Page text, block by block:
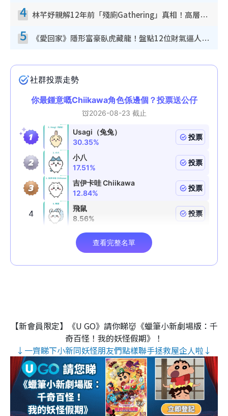
4 林芊妤親解12年前「殘廁Gathering」真相！高層解約一句話重創尊嚴至今拒返TVB
5 《愛回家》隱形富豪臥虎藏龍！盤點12位財氣逼人的有錢藝人：呢位靚女3億身家唔憂做
【新會員限定】《U GO》請你睇👹《蠟筆小新劇場版：千
奇百怪！我的妖怪假期》！
↓一齊睇下小新同妖怪朋友們點樣聯手拯救屋企人啦↓